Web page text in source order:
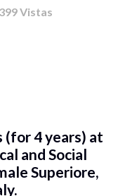
Vistas
4 years) at
and Social
Superiore,